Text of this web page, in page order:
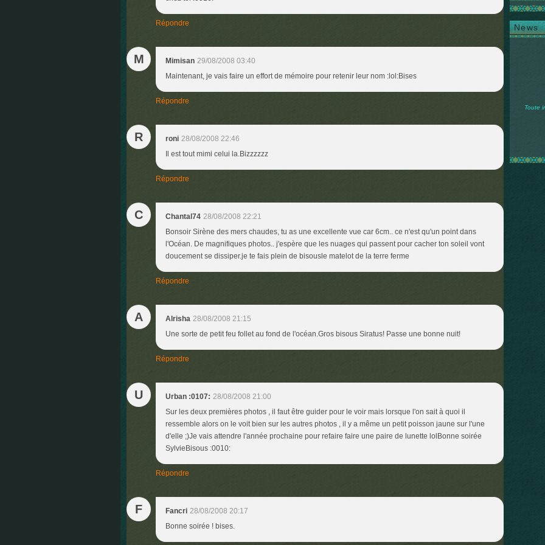
Répondre
M Mimisan 29/08/2008 03:40
Maintenant, je vais faire un effort de mémoire pour retenir leur nom :lol:Bises
Répondre
R roni 28/08/2008 22:46
Il est tout mimi celui la.Bizzzzzz
Répondre
C Chantal74 28/08/2008 22:21
Bonsoir Sirène des mers chaudes, tu as une excellente vue car 6cm.. ce n'est qu'un point dans
l'Océan. De magnifiques photos.. j'espère que les nuages qui passent pour cacher ton soleil vont
doucement se dissiper.je te fais plein de bisousle matelot de la terre ferme
Répondre
A Alrisha 28/08/2008 21:15
Une sorte de petit feu follet au fond de l'océan.Gros bisous Siratus! Passe une bonne nuit!
Répondre
U Urban :0107: 28/08/2008 21:00
Sur les deux premières photos , il faut être guider pour le voir mais lorsque l'on sait à quoi il
ressemble alors on le voit bien sur les autres photos , il y a même un petit poisson jaune sur l'une
d'elle ;)Je vais attendre l'année prochaine pour refaire faire une paire de lunette lolBonne soirée
SylvieBisous :0010:
Répondre
F Fancri 28/08/2008 20:17
Bonne soirée ! bises.
News
Toute